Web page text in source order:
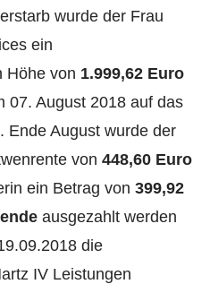
wurde der Frau
ein
Höhe von 1.999,62 Euro
07. August 2018 auf das
Ende August wurde der
von 448,60 Euro
ein Betrag von 399,92
ausgezahlt werden
die
IV Leistungen